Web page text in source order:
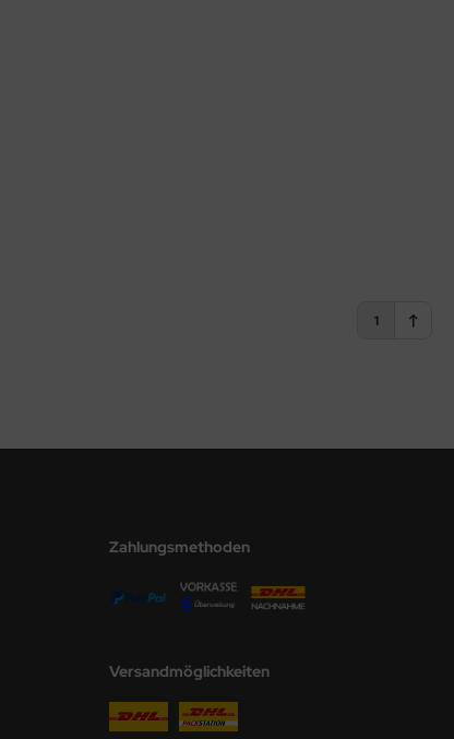
1
Zahlungsmethoden
Versandmöglichkeiten